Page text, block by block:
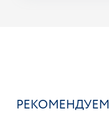
РЕКОМЕНДУЕМ